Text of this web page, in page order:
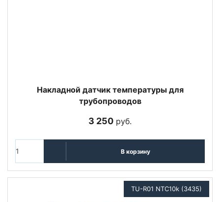
Накладной датчик температуры для
трубопроводов
3 250 руб.
В корзину
TU-R01 NTC10k (3435)